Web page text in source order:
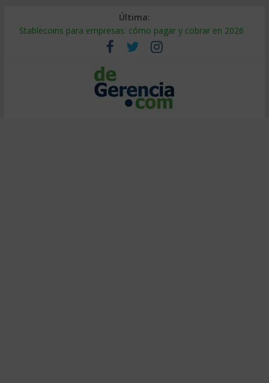
Última:
Stablecoins para empresas: cómo pagar y cobrar en 2026
Despido silencioso: qué es y por qué sale tan caro
IA en selección de personal: cómo auditarla a tiempo
Trabajo forzoso en la cadena de suministro: qué hacer
Mercado hispano de EE. UU.: cómo segmentarlo y venderle